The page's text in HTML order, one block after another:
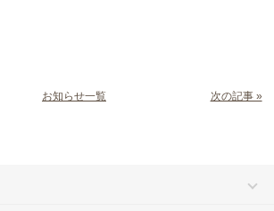
お知らせ一覧 次の記事 »